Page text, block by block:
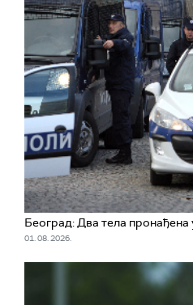
Београд: Два тела пронађена
01. 08. 2026.